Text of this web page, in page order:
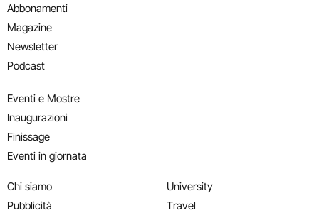
Abbonamenti
Magazine
Newsletter
Podcast
Eventi e Mostre
Inaugurazioni
Finissage
Eventi in giornata
Chi siamo
Pubblicità
University
Travel